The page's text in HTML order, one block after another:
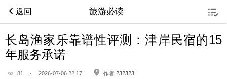
返回 旅游必读
长岛渔家乐靠谱性评测：津岸民宿的15
年服务承诺
81 · 2026-07-06 22:17 作者 232323